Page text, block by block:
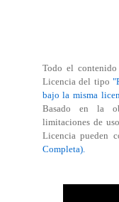
Todo el
Licencia del tipo
bajo la misma
Basado en la
limitaciones de
Licencia pueden
Completa).